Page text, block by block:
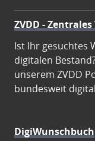
ZVDD -
Ist Ihr gesuchtes
digitalen
unserem ZVDD
bundesweit
DigiWunschbuch